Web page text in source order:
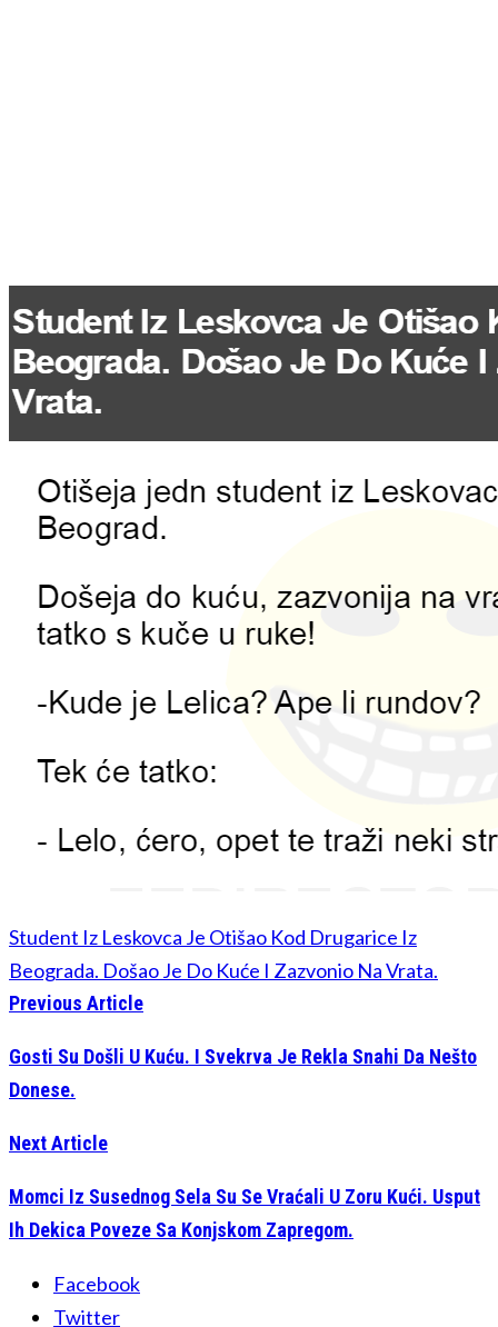
Student Iz Leskovca Je Otišao Kod Drugarice Iz
Beograda. Došao Je Do Kuće I Zazvonio Na Vrata.
Previous Article
Gosti Su Došli U Kuću. I Svekrva Je Rekla Snahi Da Nešto
Donese.
Next Article
Momci Iz Susednog Sela Su Se Vraćali U Zoru Kući. Usput
Ih Dekica Poveze Sa Konjskom Zapregom.
Facebook
Twitter